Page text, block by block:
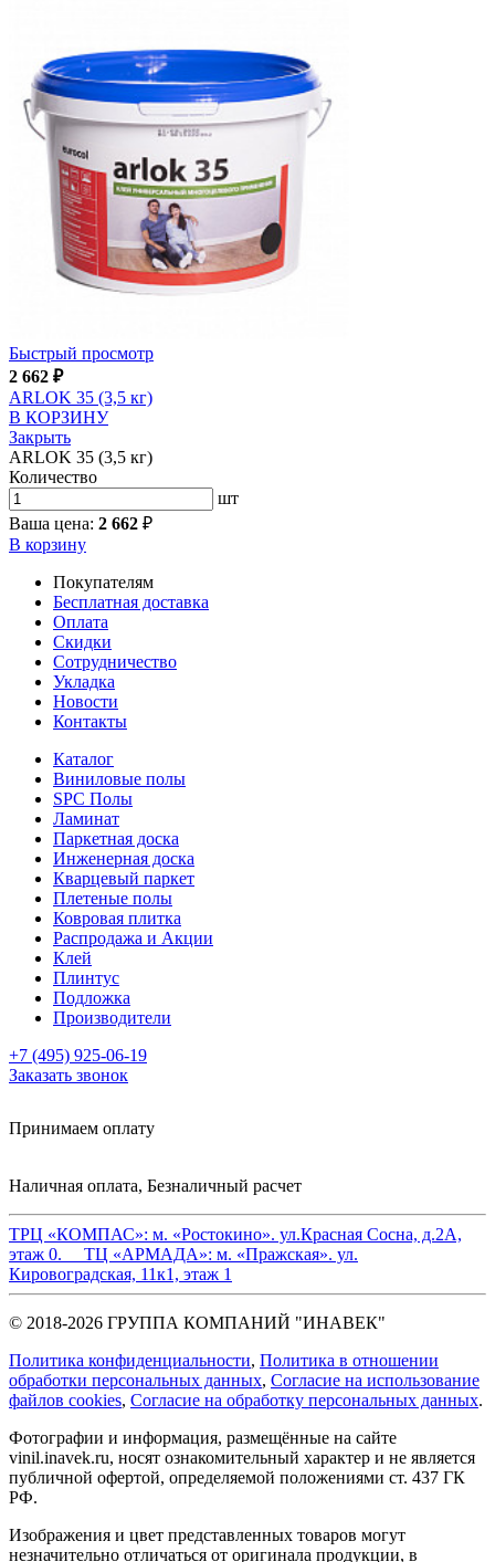
Быстрый просмотр
2 662 ₽
ARLOK 35 (3,5 кг)
В КОРЗИНУ
Закрыть
ARLOK 35 (3,5 кг)
Количество
шт
Ваша цена: 2 662 ₽
В корзину
Покупателям
Бесплатная доставка
Оплата
Скидки
Сотрудничество
Укладка
Новости
Контакты
Каталог
Виниловые полы
SPC Полы
Ламинат
Паркетная доска
Инженерная доска
Кварцевый паркет
Плетеные полы
Ковровая плитка
Распродажа и Акции
Клей
Плинтус
Подложка
Производители
+7 (495) 925-06-19
Заказать звонок
Принимаем оплату
Наличная оплата, Безналичный расчет
ТРЦ «КОМПАС»: м. «Ростокино». ул.Красная Сосна, д.2А,
этаж 0. ТЦ «АРМАДА»: м. «Пражская». ул.
Кировоградская, 11к1, этаж 1
© 2018-2026 ГРУППА КОМПАНИЙ "ИНАВЕК"
Политика конфиденциальности, Политика в отношении
обработки персональных данных, Cогласие на использование
файлов cookies, Согласие на обработку персональных данных.
Фотографии и информация, размещённые на сайте
vinil.inavek.ru, носят ознакомительный характер и не является
публичной офертой, определяемой положениями ст. 437 ГК
РФ.
Изображения и цвет представленных товаров могут
незначительно отличаться от оригинала продукции, в